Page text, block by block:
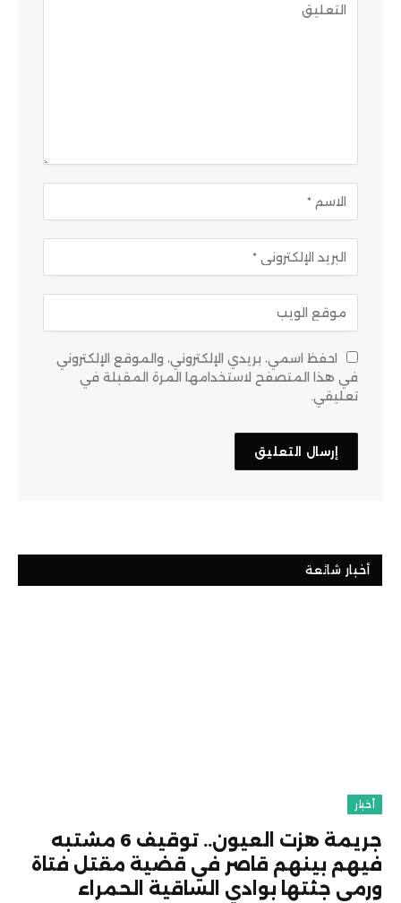
احفظ اسمي، بريدي الإلكتروني، والموقع الإلكتروني
في هذا المتصفح لاستخدامها المرة المقبلة في
تعليقي.
أخبار شائعة
أخبار
جريمة هزت العيون.. توقيف 6 مشتبه
فيهم بينهم قاصر في قضية مقتل فتاة
ورمي جثتها بوادي الساقية الحمراء